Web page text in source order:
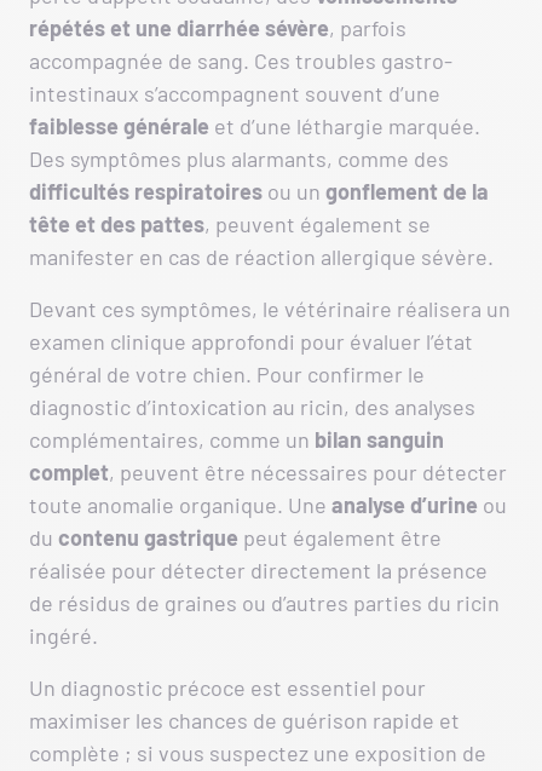
répétés et une diarrhée sévère, parfois
accompagnée de sang. Ces troubles gastro-
intestinaux s’accompagnent souvent d’une
faiblesse générale et d’une léthargie marquée.
Des symptômes plus alarmants, comme des
difficultés respiratoires ou un gonflement de la
tête et des pattes, peuvent également se
manifester en cas de réaction allergique sévère.
Devant ces symptômes, le vétérinaire réalisera un
examen clinique approfondi pour évaluer l’état
général de votre chien. Pour confirmer le
diagnostic d’intoxication au ricin, des analyses
complémentaires, comme un bilan sanguin
complet, peuvent être nécessaires pour détecter
toute anomalie organique. Une analyse d’urine ou
du contenu gastrique peut également être
réalisée pour détecter directement la présence
de résidus de graines ou d’autres parties du ricin
ingéré.
Un diagnostic précoce est essentiel pour
maximiser les chances de guérison rapide et
complète ; si vous suspectez une exposition de